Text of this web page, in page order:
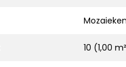
10 (1,00